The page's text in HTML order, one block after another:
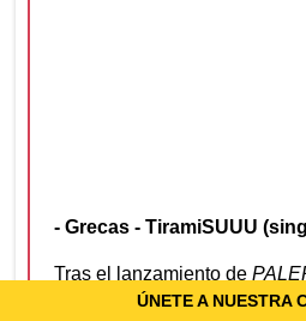
ÚNETE A NUESTRA
- Grecas - TiramiSUUU
Tras el lanzamiento de
regresa conTiramiSUUU, su